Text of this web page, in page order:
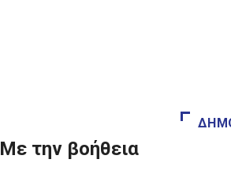
την βοήθεια